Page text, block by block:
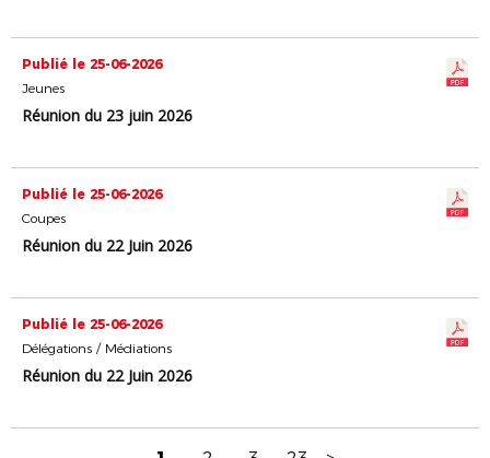
Publié le 25-06-2026
Jeunes
Réunion du 23 juin 2026
Publié le 25-06-2026
Coupes
Réunion du 22 Juin 2026
Publié le 25-06-2026
Délégations / Médiations
Réunion du 22 Juin 2026